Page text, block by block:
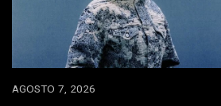
AGOSTO 7, 2026